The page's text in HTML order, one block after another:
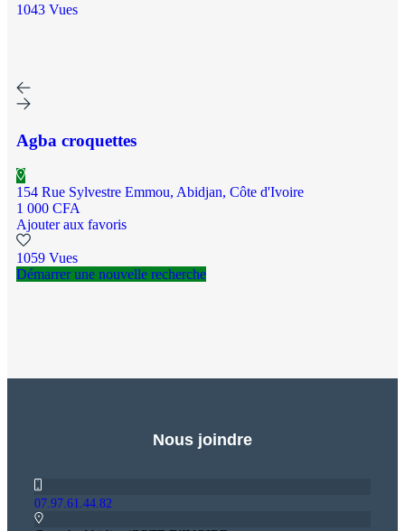
1043 Vues
Agba croquettes
154 Rue Sylvestre Emmou, Abidjan, Côte d'Ivoire
1 000 CFA
Ajouter aux favoris
1059 Vues
Démarrer une nouvelle recherche
Nous joindre
07.97.61.44.82